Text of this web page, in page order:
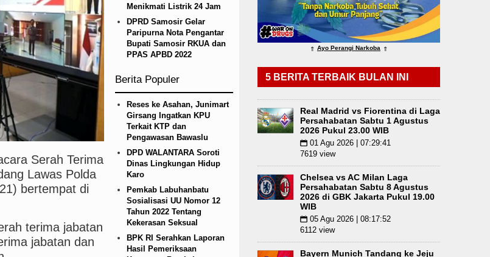
di Sebuah Sekolah di Thailand Bayern Munich Menang Tipis Atas Aston Villa
Serah Terima
Lawas Polda
bertempat di
terima jabatan
jabatan dan
Menikmati Listrik 24 Jam
DPRD Samosir Gelar
Paripurna Nota Pengantar
Bupati Samosir RKUA dan
PPAS APBD 2022
Berita Populer
Reses ke Asahan, Junimart
Girsang Ingatkan KPU
Terkait KTP dan
Pengawasan Bawaslu
DPD WALANTARA Soroti
Dinas Lingkungan Hidup
Karo
Pemkab Labuhanbatu
Sosialisasi UU Nomor 12
Tahun 2022 Tentang
Kekerasan Seksual
BPK RI Serahkan Laporan
Hasil Pemeriksaan
⇑ Ayo Perangi Narkoba ⇑
5 BERITA TERBAIK BULAN INI
Real Madrid vs Fiorentina di Laga
Persahabatan Sabtu 1 Agustus
2026 Pukul 23.00 WIB
📅 01 Agu 2026 | 07:29:41
7619 view
Chelsea vs AC Milan Laga
Persahabatan Sabtu 8 Agustus
2026 di GBK Jakarta Pukul 19.00
WIB
📅 05 Agu 2026 | 08:17:52
6112 view
Bayern Munich Tandang ke Jeju